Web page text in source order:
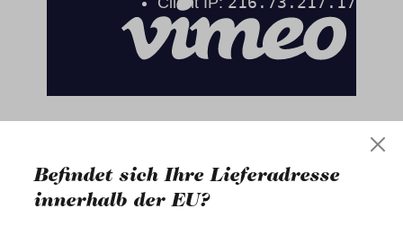
Befindet sich Ihre Lieferadresse
innerhalb der EU?